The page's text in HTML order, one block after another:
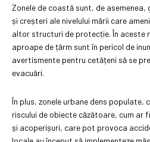
Zonele de coastă sunt, de
și creșteri ale nivelului mării care
altor structuri de protecție. În aceste
aproape de țărm sunt în pericol de
avertismente pentru cetățeni să se
evacuări.
În plus, zonele urbane dens populate,
riscului de obiecte căzătoare, cum ar
și acoperișuri, care pot provoca